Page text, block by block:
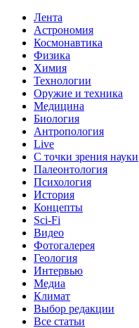
Лента
Астрономия
Космонавтика
Физика
Химия
Технологии
Оружие и техника
Медицина
Биология
Антропология
Live
С точки зрения науки
Палеонтология
Психология
История
Концепты
Sci-Fi
Видео
Фотогалерея
Геология
Интервью
Медиа
Климат
Выбор редакции
Все статьи